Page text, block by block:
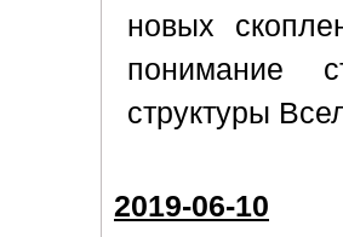
новых
понимание
структуры
2019-06-10